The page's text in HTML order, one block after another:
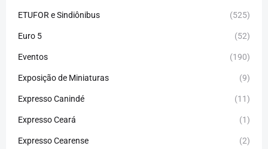
ETUFOR e Sindiônibus (525)
Euro 5 (52)
Eventos (190)
Exposição de Miniaturas (9)
Expresso Canindé (11)
Expresso Ceará (1)
Expresso Cearense (2)